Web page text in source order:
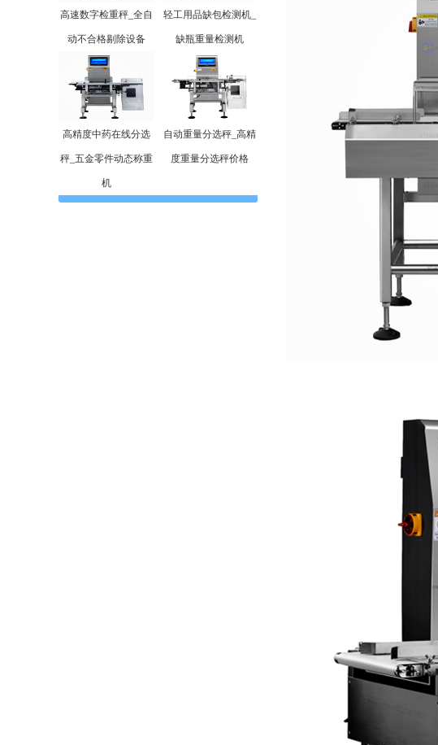
高速数字检重秤_全自
动不合格剔除设备
轻工用品缺包检测机_
缺瓶重量检测机
高精度中药在线分选
秤_五金零件动态称重
机
自动重量分选秤_高精
度重量分选秤价格